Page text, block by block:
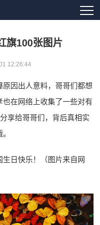
旗100张图片
12:26:44
因出人意料，哥哥们都想
在网络上收集了一些对有
享给哥哥们，背后真相实
日快乐！（图片来自网